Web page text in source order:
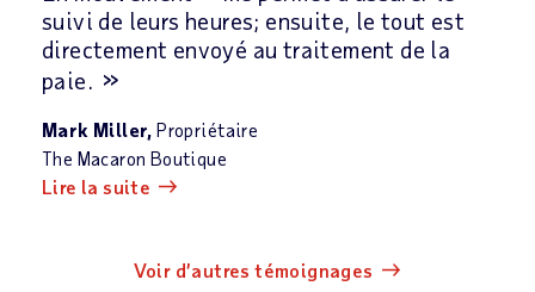
suivi de leurs heures; ensuite, le tout est
directement envoyé au traitement de la
paie.
Mark Miller, Propriétaire
The Macaron Boutique
Lire la suite
Voir d’autres témoignages